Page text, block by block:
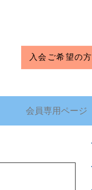
入会ご希望の方
会員専用ページ